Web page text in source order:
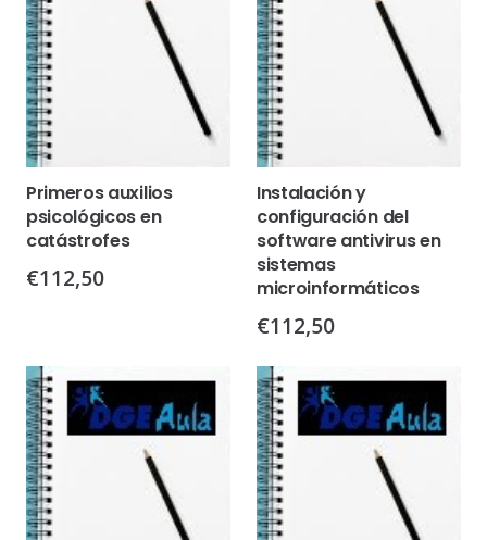
Primeros auxilios
psicológicos en
catástrofes
€112,50
Instalación y
configuración del
software antivirus en
sistemas
microinformáticos
€112,50